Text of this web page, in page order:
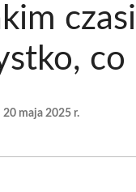
co
20 maja 2025 r.